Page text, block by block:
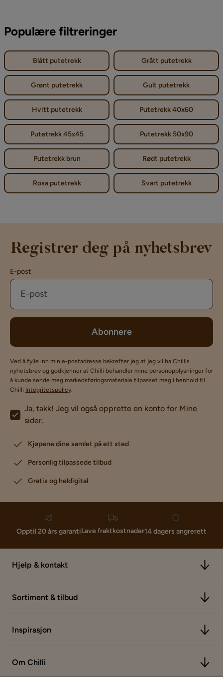
Populære filtreringer
Blått putetrekk Grått putetrekk
Grønt putetrekk Gult putetrekk
Hvitt putetrekk Putetrekk 40x60
Putetrekk 45x45 Putetrekk 50x90
Putetrekk brun Rødt putetrekk
Rosa putetrekk Svart putetrekk
Registrer deg på nyhetsbrev
E-post
Abonnere
Ved å fylle inn min e-postadresse bekrefter jeg at jeg vil ha Chillis
nyhetsbrev og godkjenner at Chilli behandler mine personopplysninger for
å kunde sende meg markedsføringsmateriale tilpasset meg i henhold til
Chilli Integritetspolicy.
Ja, takk! Jeg vil også opprette en konto for Mine
sider.
Kjøpene dine samlet på ett sted
Personlig tilpassede tilbud
Gratis og heldigital
Opptil 20 års garantiLave fraktkostnader14 dagers angrerett
Hjelp & kontakt
Sortiment & tilbud
Inspirasjon
Om Chilli